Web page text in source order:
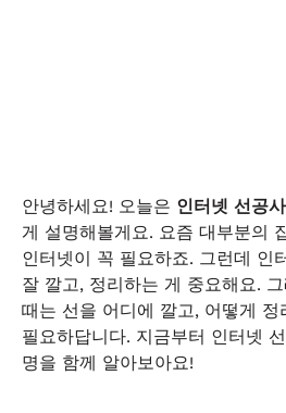
안녕하세요! 오늘은 인터넷 선공사
게 설명해볼게요. 요즘 대부분의
인터넷이 꼭 필요하죠. 그런데 인
잘 깔고, 정리하는 게 중요해요.
때는 선을 어디에 깔고, 어떻게 정
필요하답니다. 지금부터 인터넷
명을 함께 알아보아요!